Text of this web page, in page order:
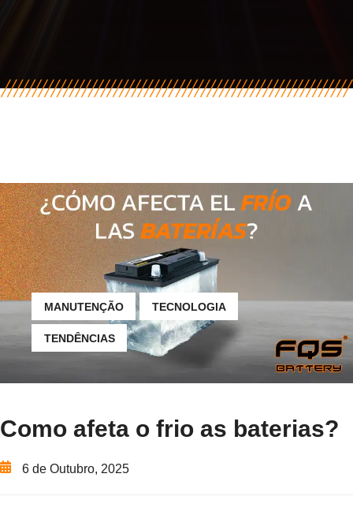
MANUTENÇÃO TECNOLOGIA
TENDÊNCIAS
Como afeta o frio as baterias?
6 de Outubro, 2025